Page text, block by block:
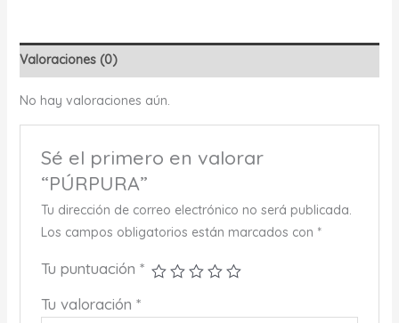
Valoraciones (0)
No hay valoraciones aún.
Sé el primero en valorar
“PÚRPURA”
Tu dirección de correo electrónico no será publicada.
Los campos obligatorios están marcados con *
Tu puntuación *
Tu valoración *